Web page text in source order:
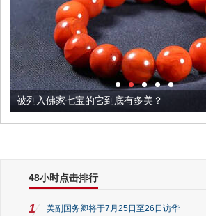
被列入佛家七宝的它到底有多美？
48小时点击排行
1 美副国务卿将于7月25日至26日访华